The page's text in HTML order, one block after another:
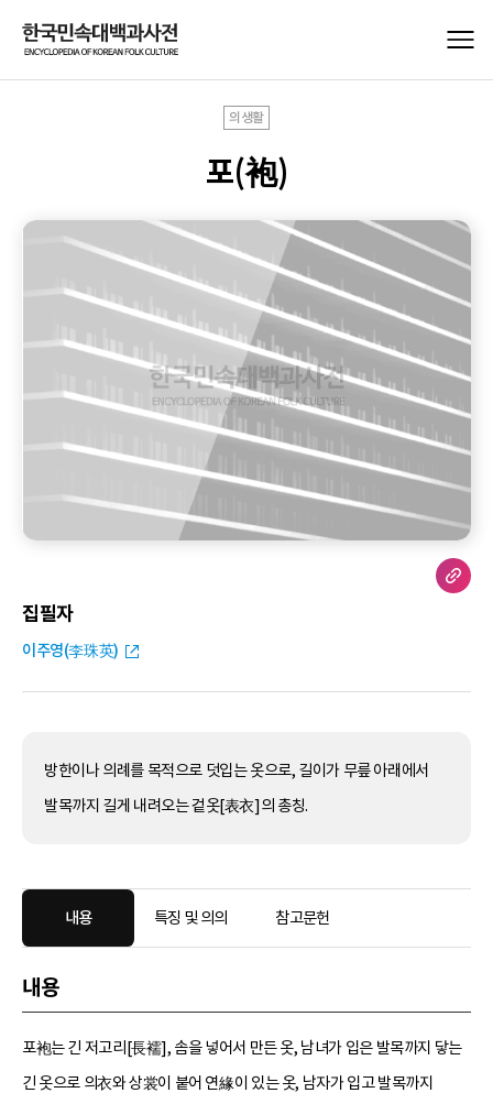
의생활
포(袍)
집필자
이주영(李珠英)
방한이나 의례를 목적으로 덧입는 옷으로, 길이가 무릎 아래에서
발목까지 길게 내려오는 겉옷[表衣]의 총칭.
내용 특징 및 의의 참고문헌
내용
포袍는 긴 저고리[長襦], 솜을 넣어서 만든 옷, 남녀가 입은 발목까지 닿는
긴 옷으로 의衣와 상裳이 붙어 연緣이 있는 옷, 남자가 입고 발목까지